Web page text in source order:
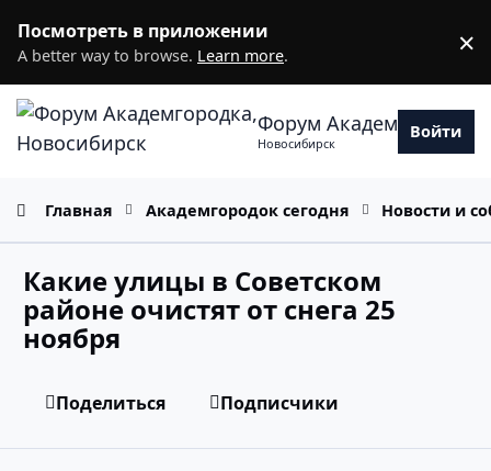
Посмотреть в приложении
A better way to browse. Learn more. ×
Форум Академгородка
Новосибирск
Войти
Главная Академгородок сегодня Новости и
Какие улицы в Советском
районе очистят от снега 25
ноября
Поделиться Подписчики